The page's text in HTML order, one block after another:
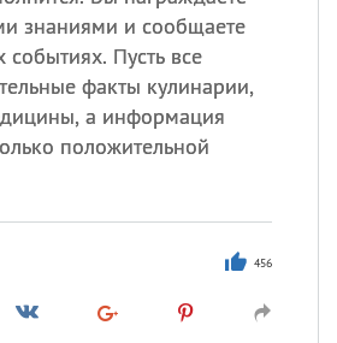
знаниями и сообщаете
Пусть все
факты кулинарии,
а информация
положительной
456
ИМЕНА
Сегодня празднуют именины
Анна
Посмотреть значение
происхождение